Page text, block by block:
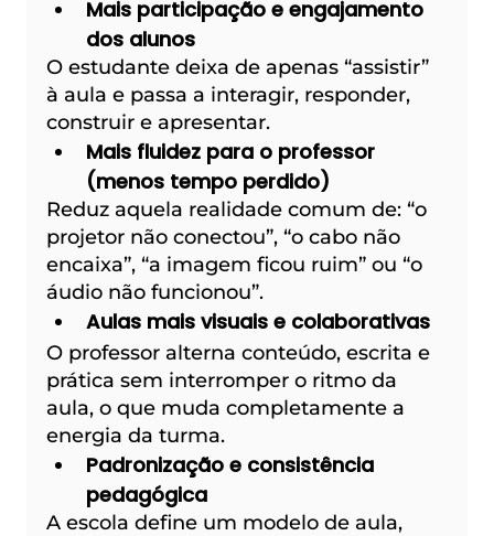
Mais participação e engajamento
dos alunos
O estudante deixa de apenas “assistir”
à aula e passa a interagir, responder,
construir e apresentar.
Mais fluidez para o professor
(menos tempo perdido)
Reduz aquela realidade comum de: “o
projetor não conectou”, “o cabo não
encaixa”, “a imagem ficou ruim” ou “o
áudio não funcionou”.
Aulas mais visuais e colaborativas
O professor alterna conteúdo, escrita e
prática sem interromper o ritmo da
aula, o que muda completamente a
energia da turma.
Padronização e consistência
pedagógica
A escola define um modelo de aula,